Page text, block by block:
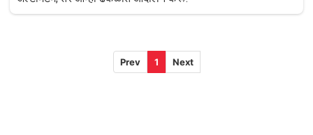
Prev 1 Next